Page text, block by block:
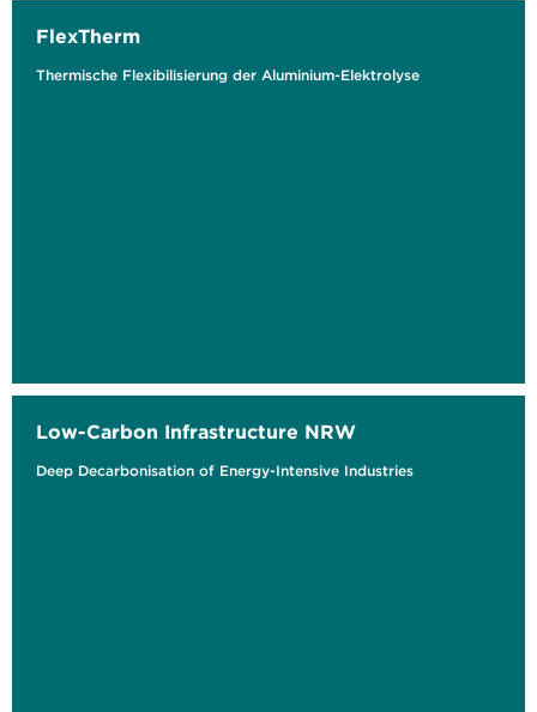
FlexTherm
Thermische Flexibilisierung der Aluminium-Elektrolyse
Low-Carbon Infrastructure NRW
Deep Decarbonisation of Energy-Intensive Industries